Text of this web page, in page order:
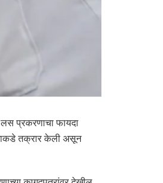
लस प्रकरणाचा फायदा
तक्रार केली असून